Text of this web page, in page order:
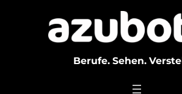
Berufe. Sehen.